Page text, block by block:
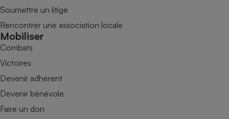
Soumettre un litige
Rencontrer une association locale
Mobiliser
Combats
Victoires
Devenir adhérent
Devenir bénévole
Faire un don